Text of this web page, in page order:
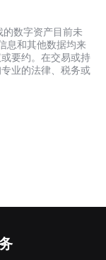
数字资产目前未
息和其他数据均来
要约。在交易或持
业的法律、税务或